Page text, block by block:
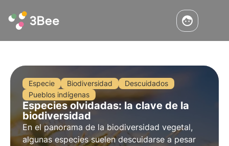
Especie Biodiversidad
Descuidados
Pueblos indígenas
Especies olvidadas: la clave de la
biodiversidad
En el panorama de la biodiversidad vegetal,
algunas especies suelen descuidarse a pesar